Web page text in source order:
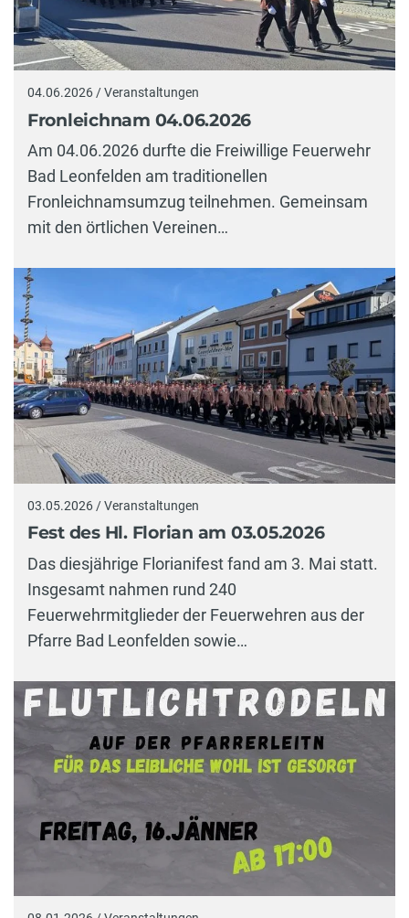
04.06.2026 / Veranstaltungen
Fronleichnam 04.06.2026
Am 04.06.2026 durfte die Freiwillige Feuerwehr
Bad Leonfelden am traditionellen
Fronleichnamsumzug teilnehmen. Gemeinsam
mit den örtlichen Vereinen…
03.05.2026 / Veranstaltungen
Fest des Hl. Florian am 03.05.2026
Das diesjährige Florianifest fand am 3. Mai statt.
Insgesamt nahmen rund 240
Feuerwehrmitglieder der Feuerwehren aus der
Pfarre Bad Leonfelden sowie…